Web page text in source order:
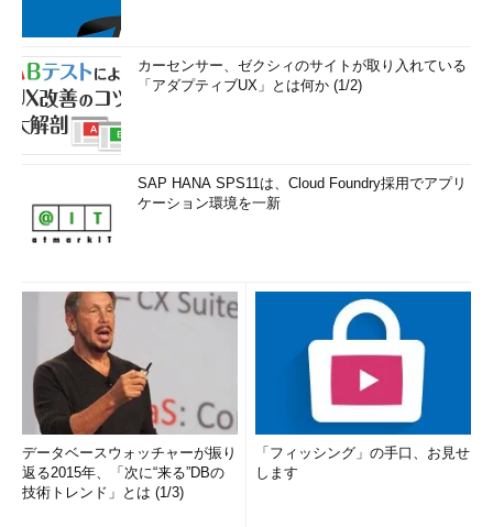
カーセンサー、ゼクシィのサイトが取り入れている
「アダプティブUX」とは何か (1/2)
SAP HANA SPS11は、Cloud Foundry採用でアプリ
ケーション環境を一新
データベースウォッチャーが振り
返る2015年、「次に“来る”DBの
技術トレンド」とは (1/3)
「フィッシング」の手口、お見せ
します